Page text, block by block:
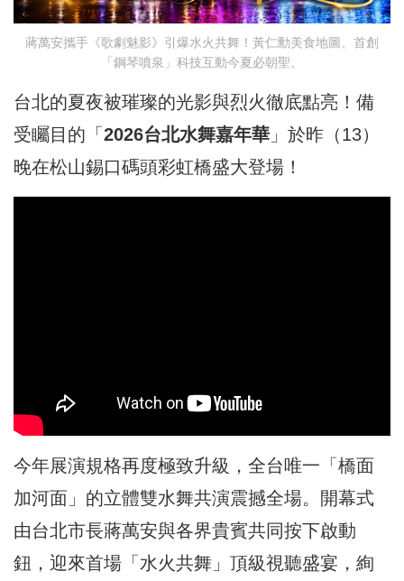
蔣萬安攜手《歌劇魅影》引爆水火共舞！黃仁勳美食地圖、首創
「鋼琴噴泉」科技互動今夏必朝聖。
台北的夏夜被璀璨的光影與烈火徹底點亮！備
受矚目的「 2026台北水舞嘉年華 」於昨（13）
晚在松山錫口碼頭彩虹橋盛大登場！
今年展演規格再度極致升級，全台唯一「橋面
加河面」的立體雙水舞共演震撼全場。開幕式
由台北市長蔣萬安與各界貴賓共同按下啟動
鈕，迎來首場「水火共舞」頂級視聽盛宴，絢